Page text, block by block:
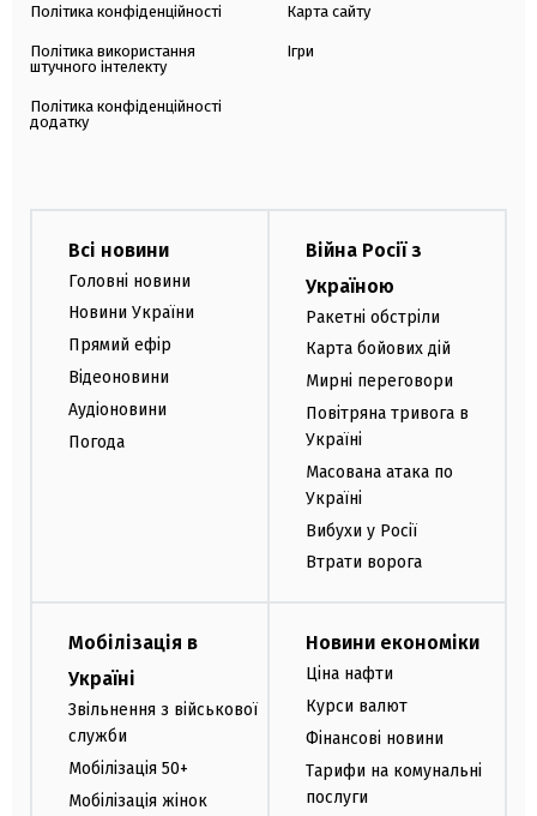
Політика конфіденційності
Політика використання
штучного інтелекту
Політика конфіденційності
додатку
Карта сайту
Ігри
Всі новини
Головні новини
Новини України
Прямий ефір
Відеоновини
Аудіоновини
Погода
Війна Росії з
Україною
Ракетні обстріли
Карта бойових дій
Мирні переговори
Повітряна тривога в
Україні
Масована атака по
Україні
Вибухи у Росії
Втрати ворога
Мобілізація в
Україні
Звільнення з військової
служби
Мобілізація 50+
Мобілізація жінок
Новини економіки
Ціна нафти
Курси валют
Фінансові новини
Тарифи на комунальні
послуги